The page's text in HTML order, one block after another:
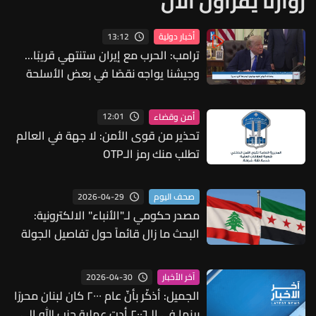
أخبار دولية 13:12
ترامب: الحرب مع إيران ستنتهي قريبًا...
وجيشنا يواجه نقصًا في بعض الأسلحة
أمن وقضاء 12:01
تحذير من قوى الأمن: لا جهة في العالم
تطلب منك رمز الـOTP
صحف اليوم 2026-04-29
مصدر حكومي لـ"الأنباء" الالكترونية:
البحث ما زال قائماً حول تفاصيل الجولة
الرسمية
آخر الأخبار 2026-04-30
الجميل: أذكّر بأنّ عام ٢٠٠٠ كان لبنان محررًا